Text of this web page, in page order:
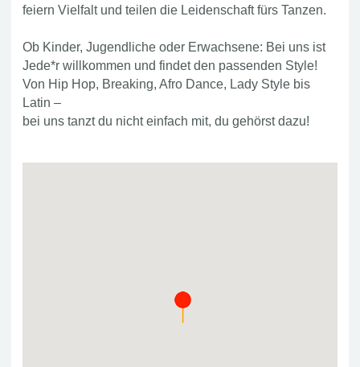
feiern Vielfalt und teilen die Leidenschaft fürs Tanzen.
Ob Kinder, Jugendliche oder Erwachsene: Bei uns ist
Jede*r willkommen und findet den passenden Style!
Von Hip Hop, Breaking, Afro Dance, Lady Style bis
Latin –
bei uns tanzt du nicht einfach mit, du gehörst dazu!